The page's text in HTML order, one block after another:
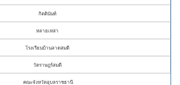
กิตตินันท์
หลายเหล่า
โรงเรียนบ้านลาดสมดี
วัดราษฎร์สมดี
คณะจังหวัดอุบลราชธานี